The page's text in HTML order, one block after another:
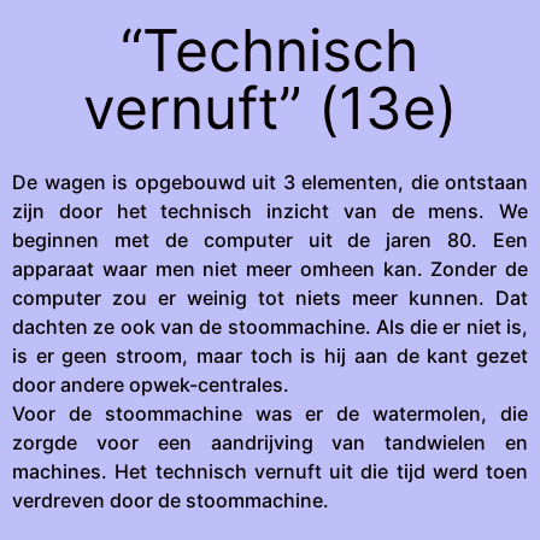
“Technisch
vernuft” (13e)
De wagen is opgebouwd uit 3 elementen, die ontstaan
zijn door het technisch inzicht van de mens. We
beginnen met de computer uit de jaren 80. Een
apparaat waar men niet meer omheen kan. Zonder de
computer zou er weinig tot niets meer kunnen. Dat
dachten ze ook van de stoommachine. Als die er niet is,
is er geen stroom, maar toch is hij aan de kant gezet
door andere opwek-centrales.
Voor de stoommachine was er de watermolen, die
zorgde voor een aandrijving van tandwielen en
machines. Het technisch vernuft uit die tijd werd toen
verdreven door de stoommachine.